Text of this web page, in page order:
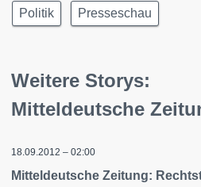
Politik Presseschau
Weitere Storys:
Mitteldeutsche
18.09.2012 – 02:00
Mitteldeutsche Zeitung: